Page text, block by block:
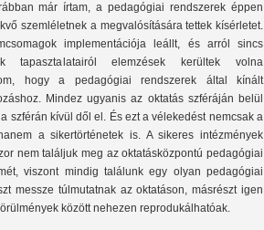
már írtam, a pedagógiai rendszerek éppen
szemléletnek a megvalósítására tettek kísérletet.
implementációja leállt, és arról sincs
tapasztalatairól elemzések kerültek volna
hogy a pedagógiai rendszerek által kínált
Mindez ugyanis az oktatás szféráján belül
szférán kívül dől el. És ezt a vélekedést nemcsak a
a sikertörténetek is. A sikeres intézmények
nem találjuk meg az oktatásközpontú pedagógiai
viszont mindig találunk egy olyan pedagógiai
messze túlmutatnak az oktatáson, másrészt igen
között nehezen reprodukálhatóak.